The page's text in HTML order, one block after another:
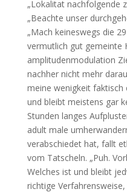
„Lokalitat nachfolgende
„Beachte unser
„Mach keineswegs die
vermutlich gut gemeinte
amplitudenmodulation
nachher nicht mehr
meine wenigkeit faktisch
und bleibt meistens gar
Stunden langes
adult male
verabschiedet hat, fallt
vom Tatscheln. „Puh.
Welches ist und bleibt
richtige